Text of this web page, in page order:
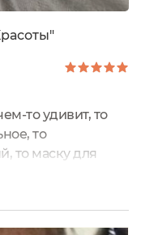
то удивит, то
то
то маску для
и
ведь не
и останутся у